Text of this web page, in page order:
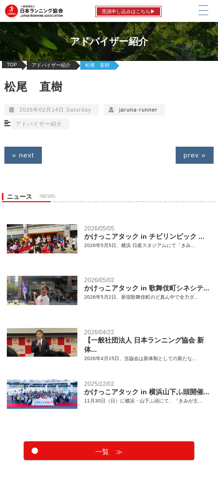
受講申し込みはこちら▶
アドバイザー紹介
TOP アドバイザー紹介 松尾 直樹
松尾 直樹
2026年02月14日 Saturday jaruna-runner
アドバイザー紹介
« next prev »
ニュース -NEWS-
2026/05/05
かけっこアタック in チビリンピック ...
2026年5月5日、横浜 日産スタジアムにて「きみ...
2026/05/02
かけっこアタック in 歌舞伎町シネシテ...
2026年5月2日、新宿歌舞伎町のど真ん中で全力ダ...
2026/04/22
【一般社団法人 日本ランニング協会 新
体...
2026年4月15日、当協会は新体制としての新たな...
2025/12/02
かけっこアタック in 横浜山下ふ頭開催...
11月30日（日）に横浜・山下ふ頭にて、「きみが主...
一覧 ≫